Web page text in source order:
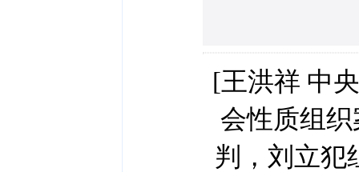
[王洪祥 中
会性质组
判，刘立犯